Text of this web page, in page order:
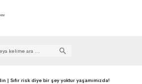
| Sıfır risk diye bir şey yoktur yaşamımızda!